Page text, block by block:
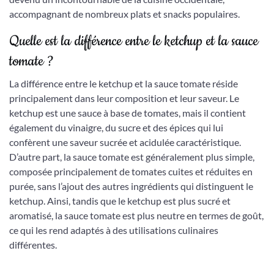
accompagnant de nombreux plats et snacks populaires.
Quelle est la différence entre le ketchup et la sauce
tomate ?
La différence entre le ketchup et la sauce tomate réside
principalement dans leur composition et leur saveur. Le
ketchup est une sauce à base de tomates, mais il contient
également du vinaigre, du sucre et des épices qui lui
confèrent une saveur sucrée et acidulée caractéristique.
D’autre part, la sauce tomate est généralement plus simple,
composée principalement de tomates cuites et réduites en
purée, sans l’ajout des autres ingrédients qui distinguent le
ketchup. Ainsi, tandis que le ketchup est plus sucré et
aromatisé, la sauce tomate est plus neutre en termes de goût,
ce qui les rend adaptés à des utilisations culinaires
différentes.